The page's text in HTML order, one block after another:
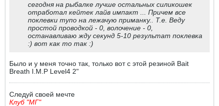
сегодня на рыбалке лучше остальных силикошек
отработал кейтек лайв импакт ... Причем все
поклевки тупо на лежачую приманку.. Т.е. Веду
простой проводкой - 0, волочение - 0,
останавливаю жду секунд 5-10 результат поклевка
:) вот как то так :)
Было и у меня точно так, только вот с этой резиной Bait
Breath I.M.P Level4 2"
Следуй своей мечте
Клуб "МГ"